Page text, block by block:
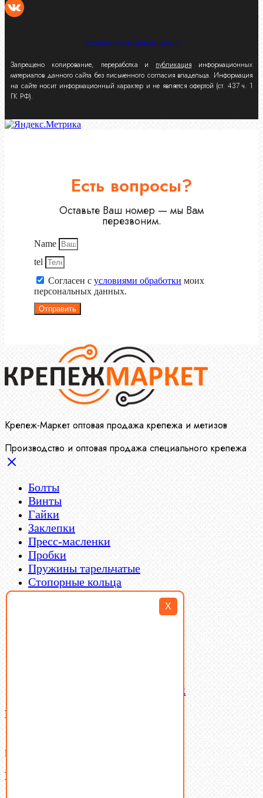
X
Политика конфиденциальности
Запрещено копирование, переработка и публикация информационных
материалов данного сайта без письменного согласия владельца. Информация
на сайте носит информационный характер и не является офертой (ст. 437 ч. 1
ГК РФ).
Есть вопросы?
Оставьте Ваш номер — мы Вам
перезвоним.
Name
tel
Согласен с условиями обработки моих
персональных данных.
Отправить
Крепеж-Маркет оптовая продажа крепежа и метизов
Производство и оптовая продажа специального крепежа
Болты
Винты
Гайки
Заклепки
Пресс-масленки
Пробки
Пружины тарельчатые
Стопорные кольца
Такелаж
Латунный и бронзовый крепеж
Ваша корзина
В корзине нет товаров.
Поиск